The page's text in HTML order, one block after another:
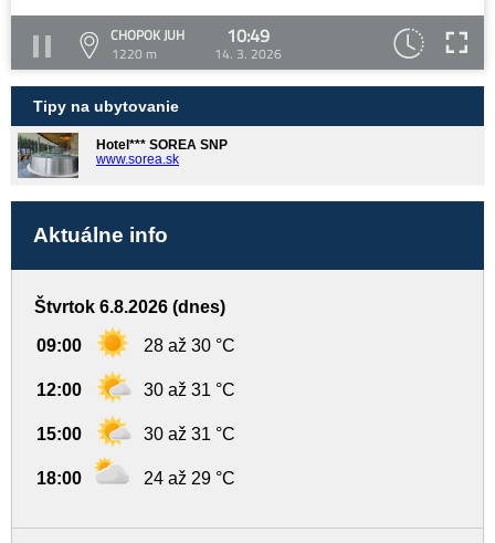
CHOPOK JUH
1220 m
10:49
14. 3. 2026
Tipy na ubytovanie
Hotel*** SOREA SNP
www.sorea.sk
Aktuálne info
Štvrtok 6.8.2026 (dnes)
09:00 28 až 30 °C
12:00 30 až 31 °C
15:00 30 až 31 °C
18:00 24 až 29 °C